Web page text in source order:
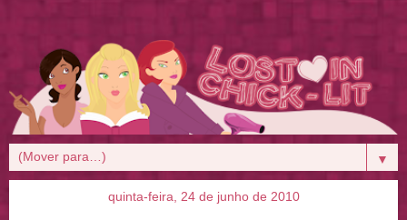
▼
quinta-feira, 24 de junho de 2010